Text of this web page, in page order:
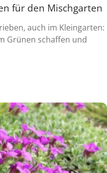
für den Mischgarten
auch im Kleingarten:
Grünen schaffen und